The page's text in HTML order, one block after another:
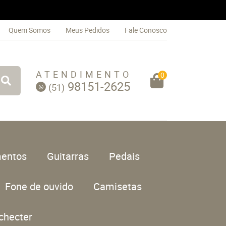
Quem Somos Meus Pedidos Fale Conosco
ATENDIMENTO
(51) 98151-2625
0
Guitarras Pedais
Fone de ouvido Camisetas